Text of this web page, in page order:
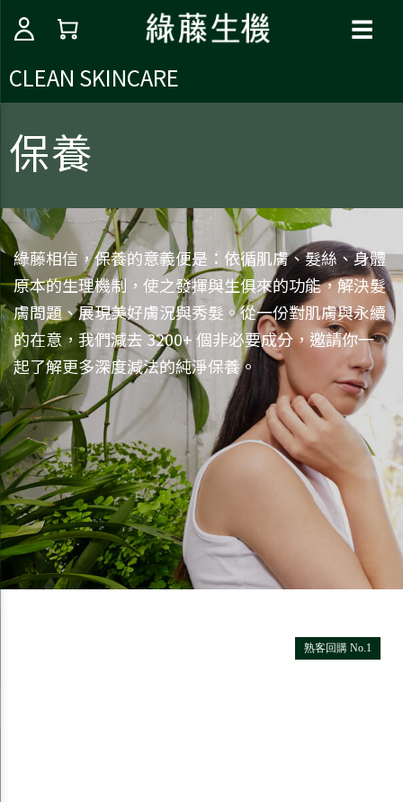
☰
CLEAN SKINCARE
保養
綠藤相信，保養的意義便是：依循肌膚、髮絲、身體
原本的生理機制，使之發揮與生俱來的功能，解決髮
膚問題、展現美好膚況與秀髮。從一份對肌膚與永續
的在意，我們減去 3200+ 個非必要成分，邀請你一
起了解更多深度減法的純淨保養。
熟客回購 No.1